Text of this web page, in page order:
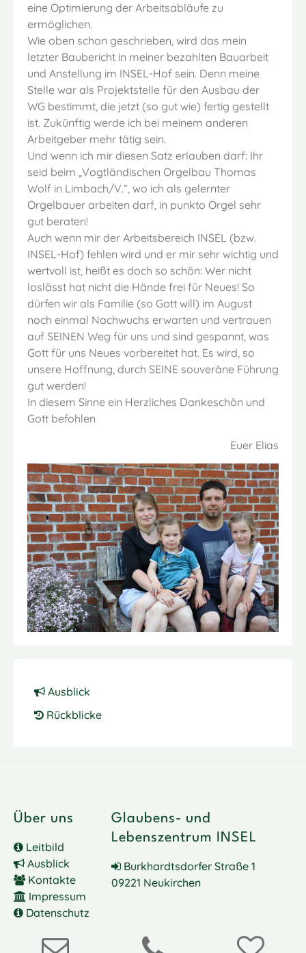
eine Optimierung der Arbeitsabläufe zu
ermöglichen.
Wie oben schon geschrieben, wird das mein
letzter Baubericht in meiner bezahlten Bauarbeit
und Anstellung im INSEL-Hof sein. Denn meine
Stelle war als Projektstelle für den Ausbau der
WG bestimmt, die jetzt (so gut wie) fertig gestellt
ist. Zukünftig werde ich bei meinem anderen
Arbeitgeber mehr tätig sein.
Und wenn ich mir diesen Satz erlauben darf: Ihr
seid beim „Vogtländischen Orgelbau Thomas
Wolf in Limbach/V.“, wo ich als gelernter
Orgelbauer arbeiten darf, in punkto Orgel sehr
gut beraten!
Auch wenn mir der Arbeitsbereich INSEL (bzw.
INSEL-Hof) fehlen wird und er mir sehr wichtig und
wertvoll ist, heißt es doch so schön: Wer nicht
loslässt hat nicht die Hände frei für Neues! So
dürfen wir als Familie (so Gott will) im August
noch einmal Nachwuchs erwarten und vertrauen
auf SEINEN Weg für uns und sind gespannt, was
Gott für uns Neues vorbereitet hat. Es wird, so
unsere Hoffnung, durch SEINE souveräne Führung
gut werden!
In diesem Sinne ein Herzliches Dankeschön und
Gott befohlen
Euer Elias
Ausblick
Rückblicke
Über uns
Leitbild
Ausblick
Kontakte
Impressum
Datenschutz
Glaubens- und
Lebenszentrum INSEL
Burkhardtsdorfer Straße 1
09221 Neukirchen